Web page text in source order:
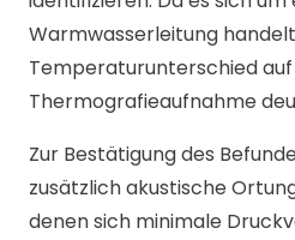
Warmwasserleitung
Temperaturunterschied
Thermografieaufnahme
Zur Bestätigung des
zusätzlich akustische
denen sich minimale